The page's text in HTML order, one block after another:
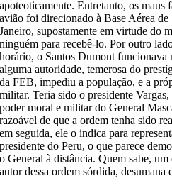
apoteoticamente.Entretanto, os maus
avião foi direcionado à Base Aérea
Janeiro, supostamente em virtude do
ninguém para recebê-lo.Por outro
horário,o Santos Dumont funcionava
alguma autoridade, temerosa do
da FEB, impediu a população, e a
militar. Teria sido o presidente
podermoral e militardo General
razoável de que a ordem tenha sido
em seguida, eleo indica para
presidente do Peru, o queparece
o General à distância.Quem sabe, um
autor dessa ordem sórdida, desumana